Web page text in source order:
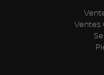
Ventes